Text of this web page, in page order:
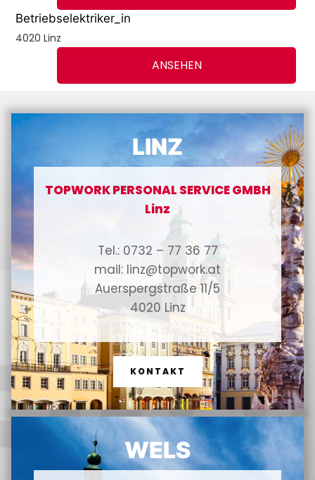
Betriebselektriker_in
4020 Linz
ANSEHEN
LINZ
TOPWORK PERSONAL SERVICE GMBH
Linz
Tel.: 0732 – 77 36 77
mail: linz@topwork.at
Auerspergstraße 11/5
4020 Linz
KONTAKT
WELS